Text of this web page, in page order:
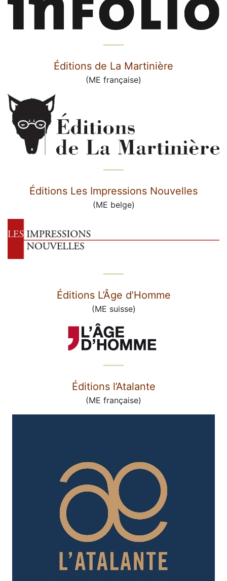
Éditions de La Martinière
(ME française)
Éditions Les Impressions Nouvelles
(ME belge)
Éditions L’Âge d’Homme
(ME suisse)
Éditions l’Atalante
(ME française)